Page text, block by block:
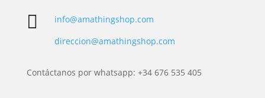

info@amathingshop.com
direccion@amathingshop.com
Contáctanos por whatsapp: +34 676 535 405